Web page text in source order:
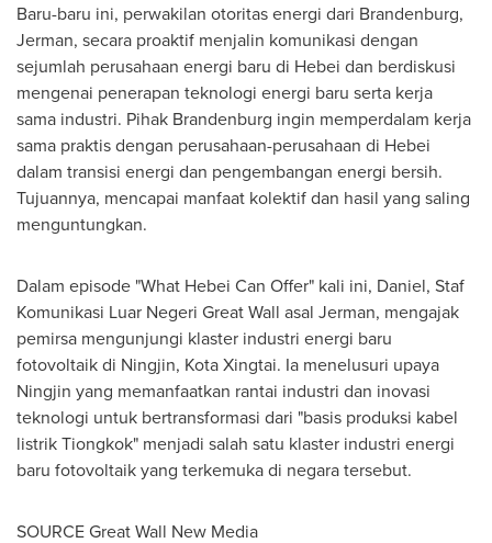
Baru-baru ini, perwakilan otoritas energi dari Brandenburg,
Jerman, secara proaktif menjalin komunikasi dengan
sejumlah perusahaan energi baru di Hebei dan berdiskusi
mengenai penerapan teknologi energi baru serta kerja
sama industri. Pihak Brandenburg ingin memperdalam kerja
sama praktis dengan perusahaan-perusahaan di Hebei
dalam transisi energi dan pengembangan energi bersih.
Tujuannya, mencapai manfaat kolektif dan hasil yang saling
menguntungkan.
Dalam episode "What Hebei Can Offer" kali ini, Daniel, Staf
Komunikasi Luar Negeri Great Wall asal Jerman, mengajak
pemirsa mengunjungi klaster industri energi baru
fotovoltaik di Ningjin, Kota Xingtai. Ia menelusuri upaya
Ningjin yang memanfaatkan rantai industri dan inovasi
teknologi untuk bertransformasi dari "basis produksi kabel
listrik Tiongkok" menjadi salah satu klaster industri energi
baru fotovoltaik yang terkemuka di negara tersebut.
SOURCE Great Wall New Media